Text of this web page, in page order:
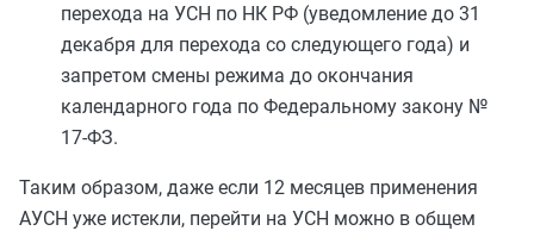
перехода на УСН по НК РФ (уведомление до 31
декабря для перехода со следующего года) и
запретом смены режима до окончания
календарного года по Федеральному закону №
17-ФЗ.
Таким образом, даже если 12 месяцев применения
АУСН уже истекли, перейти на УСН можно в общем